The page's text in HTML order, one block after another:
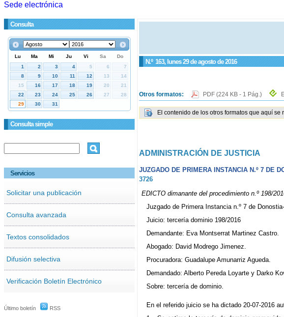
Sede electrónica
Consulta
Consulta simple
Servicios
Solicitar una publicación
Consulta avanzada
Textos consolidados
Difusión selectiva
Verificación Boletín Electrónico
Último boletín RSS
N.º 163, lunes 29 de agosto de 2016
Otros formatos: PDF (224 KB - 1 Pág.)
El contenido de los otros formatos que aquí
ADMINISTRACIÓN DE JUSTICIA
JUZGADO DE PRIMERA INSTANCIA N.º 7 DE
3726
EDICTO dimanante del procedimiento n.º 198/
Juzgado de Primera Instancia n.º 7 de
Juicio: tercería dominio 198/2016
Demandante: Eva Montserrat Martinez Castro.
Abogado: David Modrego Jimenez.
Procuradora: Guadalupe Amunarriz Agueda.
Demandado: Alberto Pereda Loyarte y Darko
Sobre: tercería de dominio.
En el referido juicio se ha dictado 20-07-2016